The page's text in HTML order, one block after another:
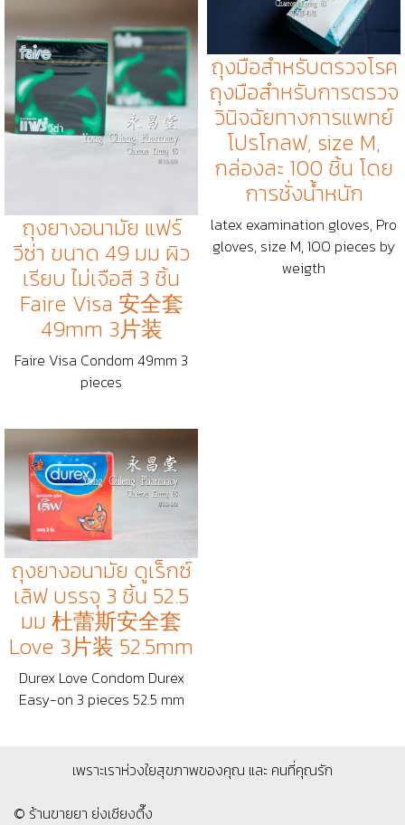
ถุงยางอนามัย แฟร์
วีซ่า ขนาด 49 มม ผิว
เรียบ ไม่เจือสี 3 ชิ้น
Faire Visa 安全套
49mm 3片装
Faire Visa Condom 49mm 3
pieces
ถุงมือสำหรับตรวจโรค
ถุงมือสำหรับการตรวจ
วินิจฉัยทางการแพทย์
โปรโกลฟ, size M,
กล่องละ 100 ชิ้น โดย
การชั่งน้ำหนัก
latex examination gloves, Pro
gloves, size M, 100 pieces by
weigth
ถุงยางอนามัย ดูเร็กซ์
เลิฟ บรรจุ 3 ชิ้น 52.5
มม 杜蕾斯安全套
Love 3片装 52.5mm
Durex Love Condom Durex
Easy-on 3 pieces 52.5 mm
เพราะเราห่วงใยสุขภาพของคุณ และ คนที่คุณรัก
© ร้านขายยา ย่งเชียงตึ๊ง